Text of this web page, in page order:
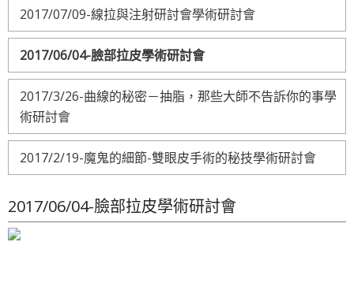
2017/07/09-線拉與注射研討會學術研討會
2017/06/04-臉部拉皮學術研討會
2017/3/26-曲線的秘密－抽脂，那些大師不告訴你的事學
術研討會
2017/2/19-魔鬼的細節-雙眼皮手術的秘技學術研討會
2017/06/04-臉部拉皮學術研討會